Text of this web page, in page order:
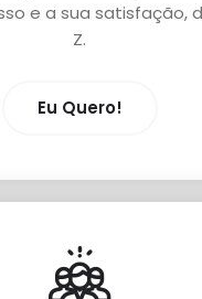
e a sua satisfação,
Z.
Eu Quero!